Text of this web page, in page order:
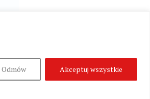
Odmów Akceptuj wszystkie